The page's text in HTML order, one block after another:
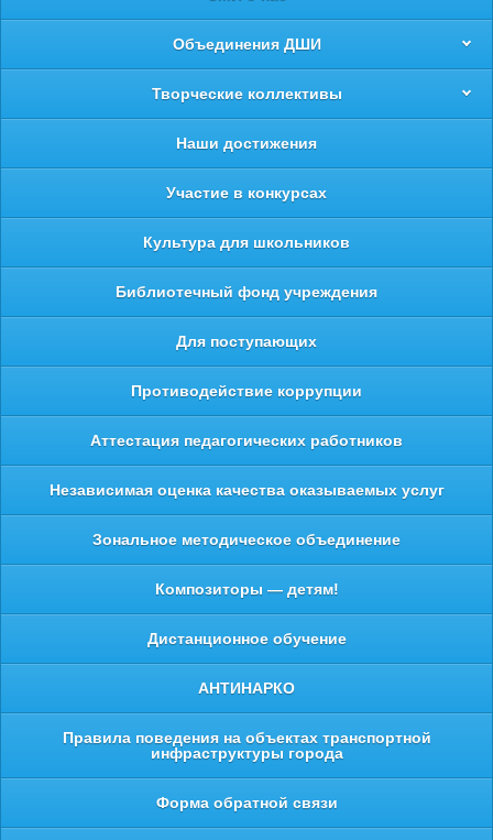
Объединения ДШИ
Творческие коллективы
Наши достижения
Участие в конкурсах
Культура для школьников
Библиотечный фонд учреждения
Для поступающих
Противодействие коррупции
Аттестация педагогических работников
Независимая оценка качества оказываемых услуг
Зональное методическое объединение
Композиторы — детям!
Дистанционное обучение
АНТИНАРКО
Правила поведения на объектах транспортной
инфраструктуры города
Форма обратной связи